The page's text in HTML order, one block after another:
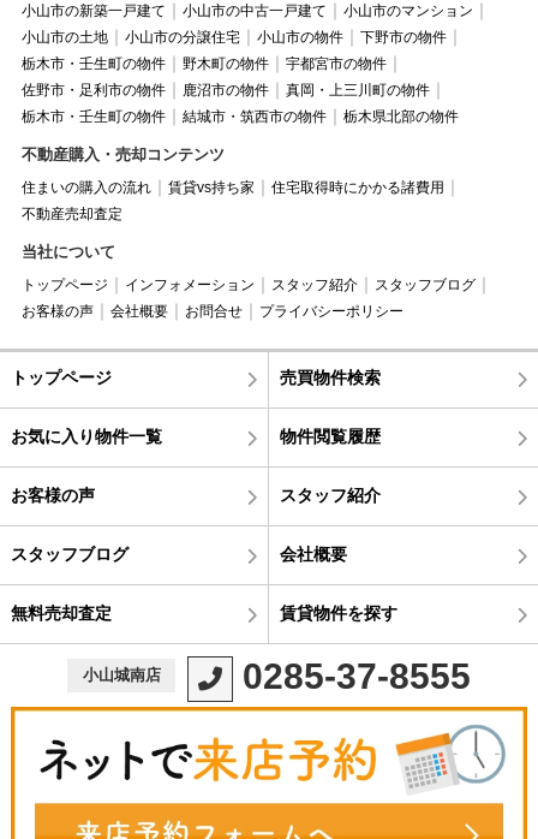
小山市の新築一戸建て 小山市の中古一戸建て
小山市のマンション
小山市の土地
小山市の分譲住宅 小山市の物件
下野市の物件
栃木市・壬生町の物件
野木町の物件
宇都宮市の物件
佐野市・足利市の物件
鹿沼市の物件
真岡・上三川町の物件
栃木市・壬生町の物件
結城市・筑西市の物件 栃木県北部の物件
不動産購入・売却コンテンツ
住まいの購入の流れ 賃貸vs持ち家
住宅取得時にかかる諸費用
不動産売却査定
当社について
トップページ インフォメーション スタッフ紹介
スタッフブログ
お客様の声
会社概要 お問合せ プライバシーポリシー
トップページ 売買物件検索
お気に入り物件一覧 物件閲覧履歴
お客様の声 スタッフ紹介
スタッフブログ 会社概要
無料売却査定 賃貸物件を探す
小山城南店 0285-37-8555